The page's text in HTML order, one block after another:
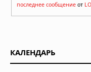
последнее сообщение от
КАЛЕНДАРЬ